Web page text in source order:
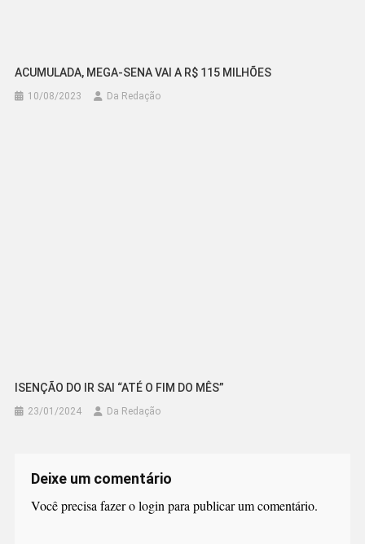
ACUMULADA, MEGA-SENA VAI A R$ 115 MILHÕES
10/08/2023 Da Redação
ISENÇÃO DO IR SAI “ATÉ O FIM DO MÊS”
23/01/2024 Da Redação
Deixe um comentário
Você precisa fazer ologin para publicar um comentário.